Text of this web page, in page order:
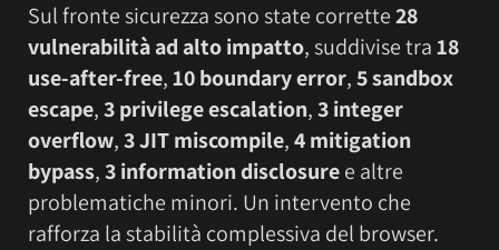
Sul fronte sicurezza sono state corrette28
vulnerabilità ad alto impatto, suddivise tra18
use-after-free,10 boundary error,5 sandbox
escape,3 privilege escalation,3 integer
overflow,3 JIT miscompile,4 mitigation
bypass,3 information disclosuree altre
problematiche minori. Un intervento che
rafforza la stabilità complessiva del browser.